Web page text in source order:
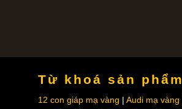
Từ khoá sản phẩm
12 con giáp mạ vàng Audi mạ vàng